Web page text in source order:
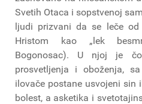
Svetih Otaca i sopstvenoj
ljudi prizvani da se leče od
Hristom kao „lek
Bogonosac). U njoj je
prosvetljenja i oboženja,
ilovače postane usvojeni sin
bolest, a asketika i